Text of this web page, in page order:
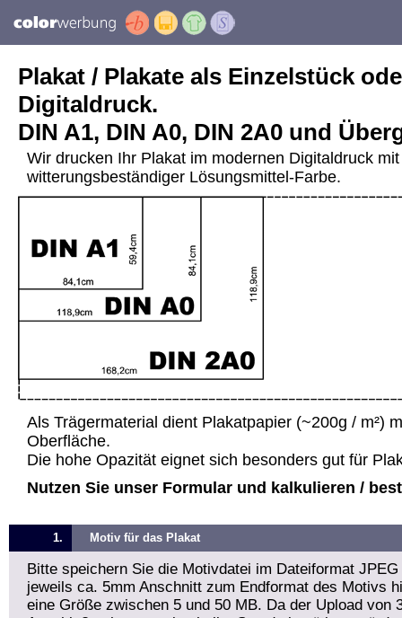
Plakat / Plakate als Einzelstück
Digitaldruck.
DIN A1, DIN A0, DIN 2A0 und
Wir drucken Ihr Plakat im modernen Digitaldruck
witterungsbeständiger Lösungsmittel-Farbe.
Als Trägermaterial dient Plakatpapier (~200g / m²)
Oberfläche.
Die hohe Opazität eignet sich besonders gut für
Nutzen Sie unser Formular und kalkulieren /
1. Motiv für das Plakat
Bitte speichern Sie die Motivdatei im Dateiformat
jeweils ca. 5mm Anschnitt zum Endformat des Motivs
eine Größe zwischen 5 und 50 MB. Da der Upload von